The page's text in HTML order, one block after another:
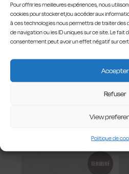
Pour offrir les meilleures expériences, nous
cookies pour stocker et/ou accéder aux
à ces technologies nous permettra de traiter
de navigation ou les ID uniques sur ce site. Le fait
consentement peut avoir un effet négatif sur
Accepter
Refuser
View
Politique de
DUGAUMIER
LES
BROTHERS
TERMINÉ